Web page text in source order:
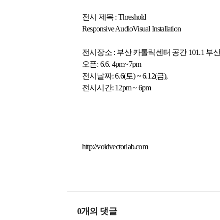
전시 제목 : Threshold
Responsive AudioVisual Installation
전시장소 : 부산 카톨릭센터 공간 101.1 부
오픈: 6.6. 4pm~7pm
전시날짜: 6.6(토) ~ 6.12(금),
전시시간: 12pm ~ 6pm
http://voidvectorlab.com
0개의 댓글